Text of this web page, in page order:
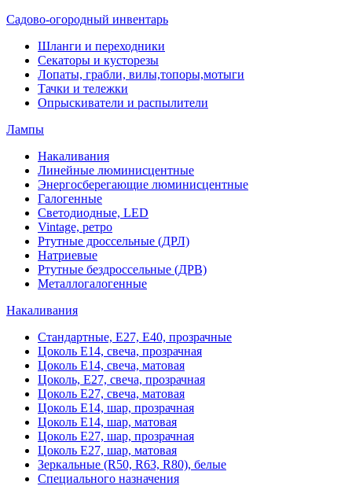
Садово-огородный инвентарь
Шланги и переходники
Секаторы и кусторезы
Лопаты, грабли, вилы,топоры,мотыги
Тачки и тележки
Опрыскиватели и распылители
Лампы
Накаливания
Линейные люминисцентные
Энергосберегающие люминисцентные
Галогенные
Светодиодные, LED
Vintage, ретро
Ртутные дроссельные (ДРЛ)
Натриевые
Ртутные бездроссельные (ДРВ)
Металлогалогенные
Накаливания
Стандартные, Е27, Е40, прозрачные
Цоколь Е14, свеча, прозрачная
Цоколь Е14, свеча, матовая
Цоколь, Е27, свеча, прозрачная
Цоколь Е27, свеча, матовая
Цоколь Е14, шар, прозрачная
Цоколь Е14, шар, матовая
Цоколь Е27, шар, прозрачная
Цоколь Е27, шар, матовая
Зеркальные (R50, R63, R80), белые
Специального назначения